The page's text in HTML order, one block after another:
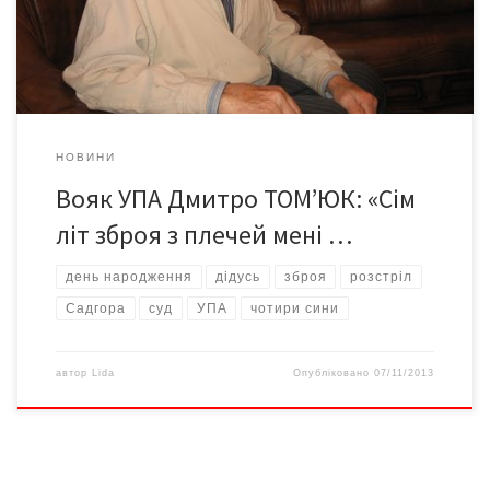
війни. А колись його дід у передгірських Мариничах неподалік
Путили тримав 10 корів, тато – 5 корів. Землі в […]
НОВИНИ
Вояк УПА Дмитро ТОМ’ЮК: «Сім
літ зброя з плечей мені …
день народження дідусь зброя розстріл
Садгора суд УПА чотири сини
автор Lida Опубліковано07/11/2013